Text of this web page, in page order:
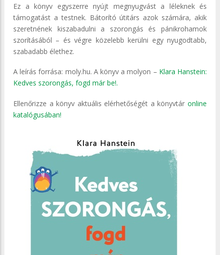
Ez a könyv egyszerre nyújt megnyugvást a léleknek és
támogatást a testnek. Bátorító útitárs azok számára, akik
szeretnének kiszabadulni a szorongás és pánikrohamok
szorításából – és végre közelebb kerülni egy nyugodtabb,
szabadabb élethez.
A leírás forrása: moly.hu. A könyv a molyon – Klara Hanstein:
Kedves ​szorongás, fogd már be!.
Ellenőrizze a könyv aktuális elérhetőségét a könyvtár online
katalógusában!